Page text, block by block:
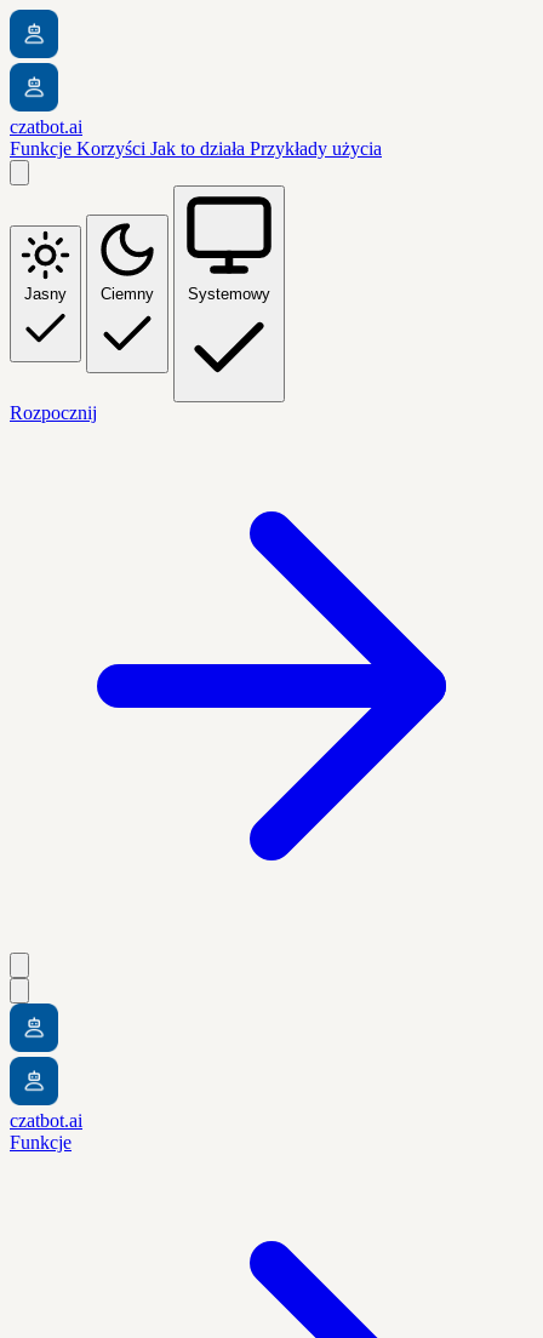
czatbot.ai
Funkcje Korzyści Jak to działa Przykłady użycia
Jasny Ciemny Systemowy
Rozpocznij
czatbot.ai
Funkcje